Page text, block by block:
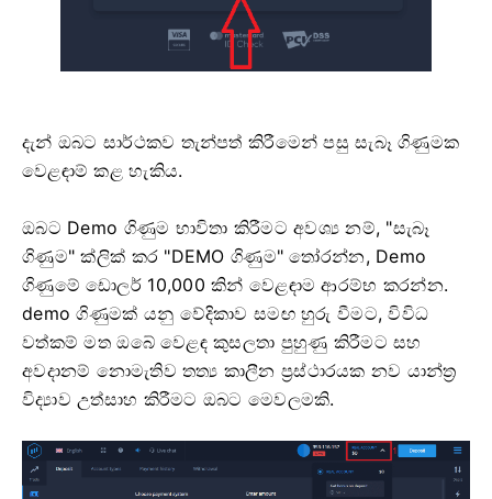
දැන් ඔබට සාර්ථකව තැන්පත් කිරීමෙන් පසු සැබෑ ගිණුමක
වෙළඳාම් කළ හැකිය.
ඔබට Demo ගිණුම භාවිතා කිරීමට අවශ්‍ය නම්, "සැබෑ
ගිණුම" ක්ලික් කර "DEMO ගිණුම" තෝරන්න, Demo
ගිණුමේ ඩොලර් 10,000 කින් වෙළඳාම ආරම්භ කරන්න.
demo ගිණුමක් යනු වේදිකාව සමඟ හුරු වීමට, විවිධ
වත්කම් මත ඔබේ වෙළඳ කුසලතා පුහුණු කිරීමට සහ
අවදානම් නොමැතිව තත්‍ය කාලීන ප්‍රස්ථාරයක නව යාන්ත්‍ර
විද්‍යාව උත්සාහ කිරීමට ඔබට මෙවලමකි.